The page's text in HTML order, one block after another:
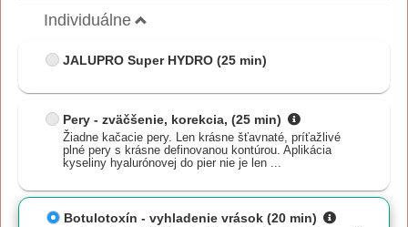
Individuálne
JALUPRO Super HYDRO (25 min)
Pery - zväčšenie, korekcia, (25 min)
Žiadne kačacie pery. Len krásne šťavnaté, príťažlivé
plné pery s krásne definovanou kontúrou. Aplikácia
kyseliny hyalurónovej do pier nie je len ...
Botulotoxín - vyhladenie vrások (20 min)